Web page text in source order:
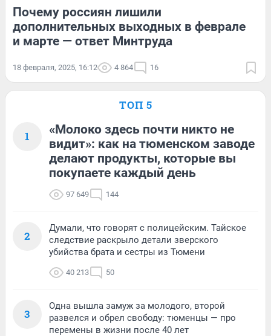
Почему россиян лишили
дополнительных выходных в феврале
и марте — ответ Минтруда
18 февраля, 2025, 16:12 4 864 16
ТОП 5
1
«Молоко здесь почти никто не
видит»: как на тюменском заводе
делают продукты, которые вы
покупаете каждый день
97 649 144
2
Думали, что говорят с полицейским. Тайское
следствие раскрыло детали зверского
убийства брата и сестры из Тюмени
40 213 50
3
Одна вышла замуж за молодого, второй
развелся и обрел свободу: тюменцы — про
перемены в жизни после 40 лет